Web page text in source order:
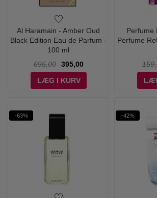
Al Haramain - Amber Oud
Black Edition Eau de Parfum -
100 ml
695,00
395,00
LÆG I KURV
Perfume
Perfume
-63% -42%